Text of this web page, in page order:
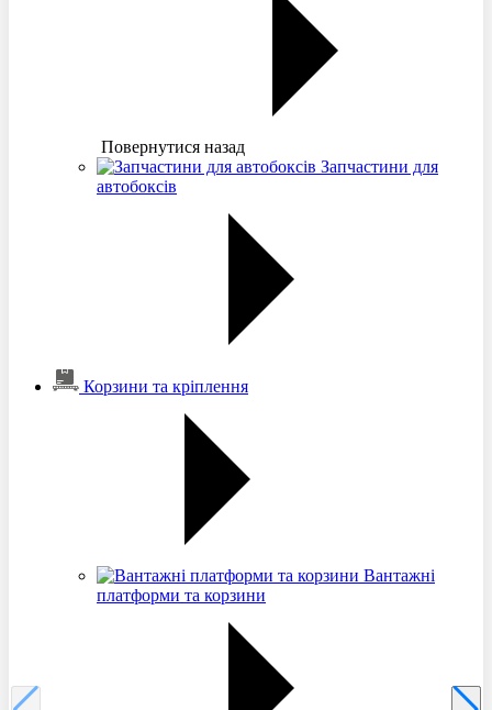
Повернутися назад
Запчастини для
автобоксів
Корзини та кріплення
Вантажні
платформи та корзини